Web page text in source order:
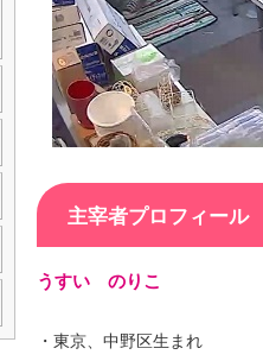
主宰者プロフィール
うすい のりこ
・東京、中野区生まれ